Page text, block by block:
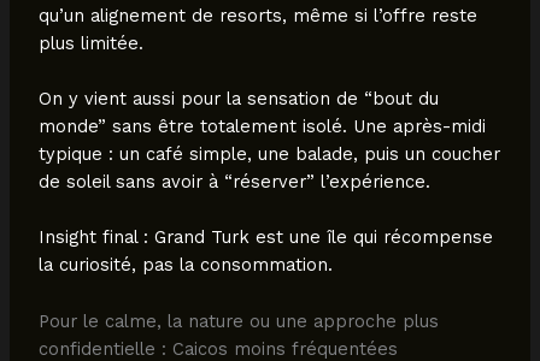
qu’un alignement de resorts, même si l’offre reste
plus limitée.
On y vient aussi pour la sensation de “bout du
monde” sans être totalement isolé. Une après-midi
typique : un café simple, une balade, puis un coucher
de soleil sans avoir à “réserver” l’expérience.
Insight final : Grand Turk est une île qui récompense
la curiosité, pas la consommation.
Pour le calme, la nature ou une approche plus
confidentielle : Caicos moins fréquentées